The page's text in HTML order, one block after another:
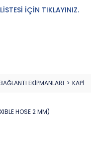
İÇİN TIKLAYINIZ.
EKİPMANLARI